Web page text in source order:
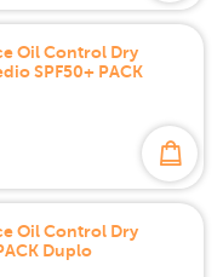
Oil Control Dry
SPF50+ PACK
Oil Control Dry
Duplo